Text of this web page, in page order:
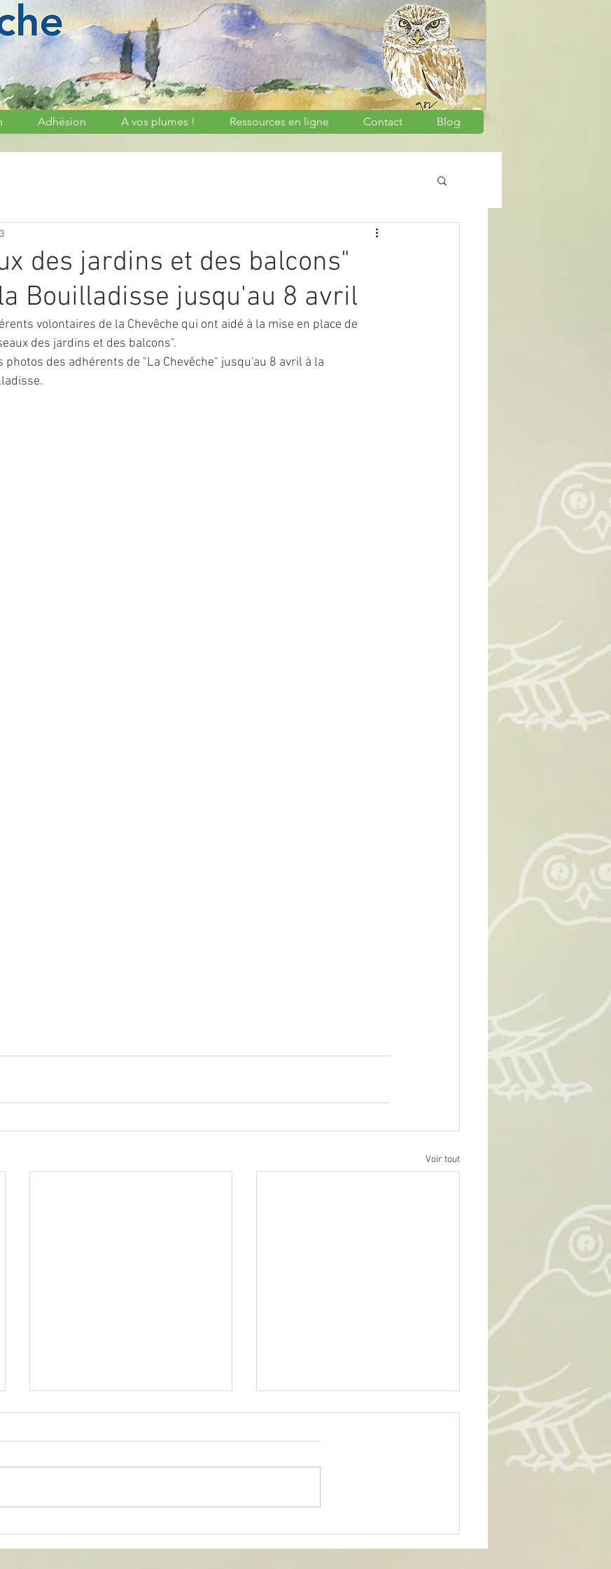
Adhésion A vos plumes ! Ressources en ligne Contact Blog
des jardins et des balcons"
Bouilladisse jusqu'au 8 avril
volontaires de la Chevêche qui ont aidé à la mise en place de
des jardins et des balcons".
photos des adhérents de "La Chevêche" jusqu'au 8 avril à la
Voir tout